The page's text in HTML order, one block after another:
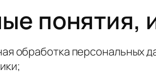
понятия,
обработка